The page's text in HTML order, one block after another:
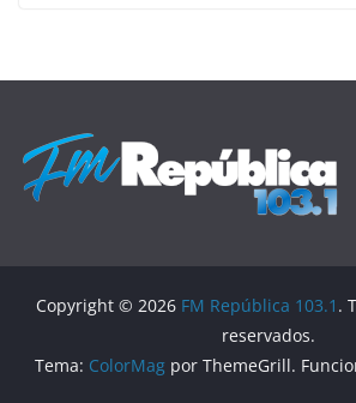
Copyright © 2026 FM República 103.1 .
reservados.
Tema: ColorMagpor ThemeGrill.